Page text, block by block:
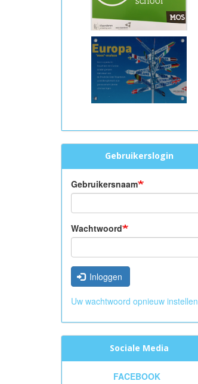
Gebruikerslogin
Gebruikersnaam
Wachtwoord
Inloggen
Uw wachtwoord opnieuw instellen
Sociale Media
FACEBOOK